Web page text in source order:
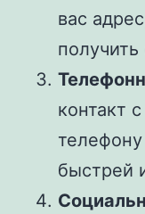
вас
получить
контакт
быстрей